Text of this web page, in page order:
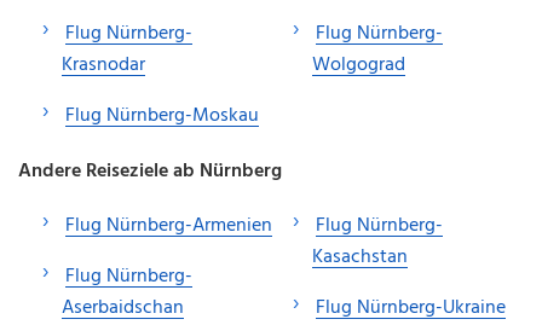
Flug Nürnberg-
Krasnodar
Flug Nürnberg-Moskau
Flug Nürnberg-
Wolgograd
Andere Reiseziele ab Nürnberg
Flug Nürnberg-Armenien
Flug Nürnberg-
Aserbaidschan
Flug Nürnberg-
Kasachstan
Flug Nürnberg-Ukraine